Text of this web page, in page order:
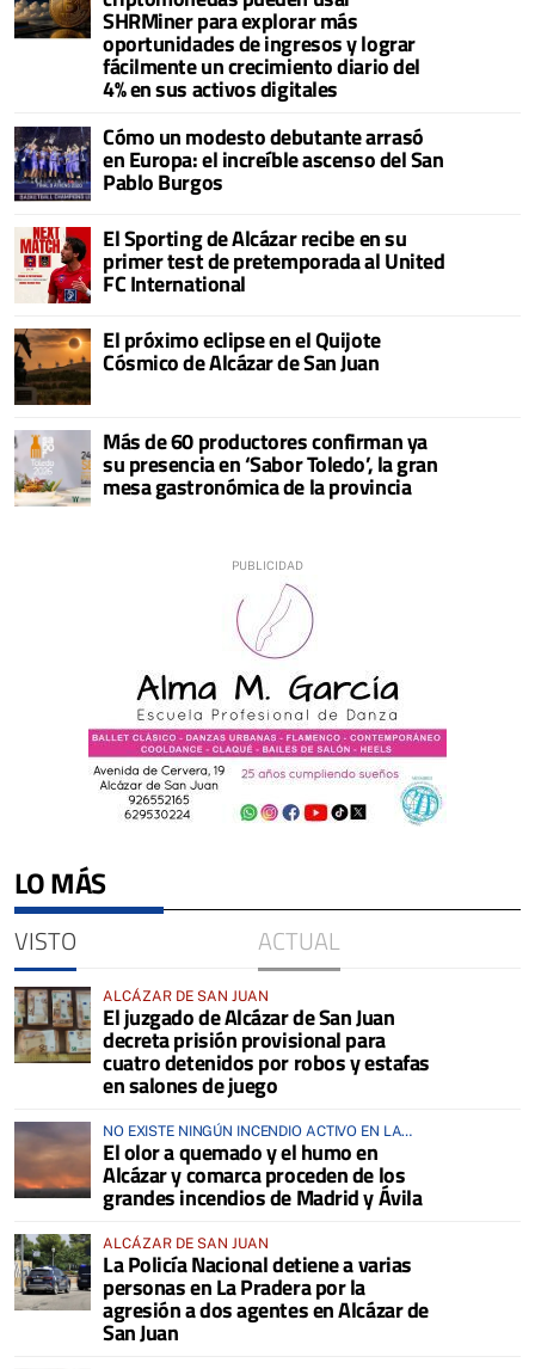
SHRMiner para explorar más
oportunidades de ingresos y lograr
fácilmente un crecimiento diario del
4% en sus activos digitales
Cómo un modesto debutante arrasó
en Europa: el increíble ascenso del San
Pablo Burgos
El Sporting de Alcázar recibe en su
primer test de pretemporada al United
FC International
El próximo eclipse en el Quijote
Cósmico de Alcázar de San Juan
Más de 60 productores confirman ya
su presencia en ‘Sabor Toledo’, la gran
mesa gastronómica de la provincia
LO MÁS
VISTO ACTUAL
ALCÁZAR DE SAN JUAN
El juzgado de Alcázar de San Juan
decreta prisión provisional para
cuatro detenidos por robos y estafas
en salones de juego
NO EXISTE NINGÚN INCENDIO ACTIVO EN LA
COMARCA
El olor a quemado y el humo en
Alcázar y comarca proceden de los
grandes incendios de Madrid y Ávila
ALCÁZAR DE SAN JUAN
La Policía Nacional detiene a varias
personas en La Pradera por la
agresión a dos agentes en Alcázar de
San Juan